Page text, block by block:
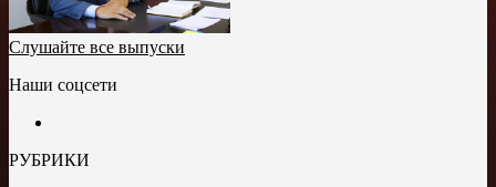
Слушайте все выпуски
Наши соцсети
РУБРИКИ